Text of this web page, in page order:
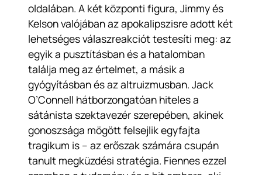
oldalában. A két központi figura, Jimmy és
Kelson valójában az apokalipszisre adott két
lehetséges válaszreakciót testesíti meg: az
egyik a pusztításban és a hatalomban
találja meg az értelmet, a másik a
gyógyításban és az altruizmusban. Jack
O’Connell hátborzongatóan hiteles a
sátánista szektavezér szerepében, akinek
gonoszsága mögött felsejlik egyfajta
tragikum is – az erőszak számára csupán
tanult megküzdési stratégia. Fiennes ezzel